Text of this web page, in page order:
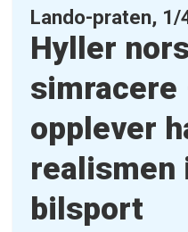
Lando-praten, 1/
Hyller
opplever
bilsport